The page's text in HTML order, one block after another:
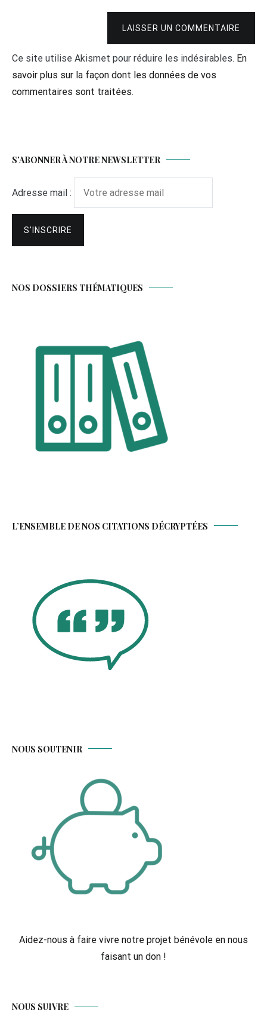
LAISSER UN COMMENTAIRE
Ce site utilise Akismet pour réduire les indésirables. En
savoir plus sur la façon dont les données de vos
commentaires sont traitées.
S’ABONNER À NOTRE NEWSLETTER
Adresse mail :
NOS DOSSIERS THÉMATIQUES
L’ENSEMBLE DE NOS CITATIONS DÉCRYPTÉES
NOUS SOUTENIR
Aidez-nous à faire vivre notre projet bénévole en nous
faisant un don !
NOUS SUIVRE